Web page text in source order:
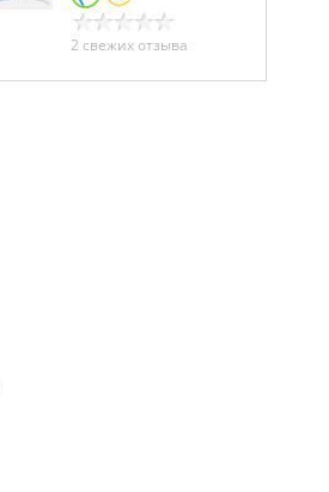
2 свежих отзыва